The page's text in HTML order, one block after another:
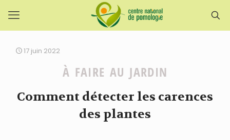
17 juin 2022
À FAIRE AU JARDIN
Comment détecter les carences
des plantes